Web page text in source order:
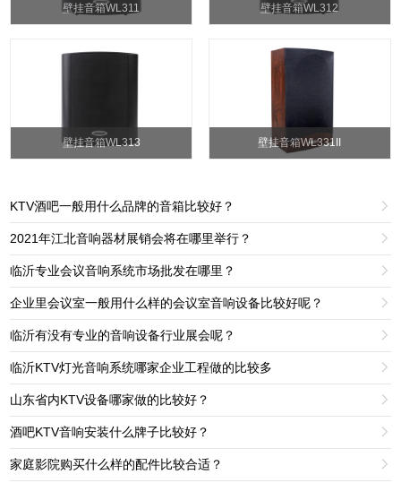
壁挂音箱WL311 壁挂音箱WL312
壁挂音箱WL313 壁挂音箱WL331II
KTV酒吧一般用什么品牌的音箱比较好？ 
2021年江北音响器材展销会将在哪里举行？ 
临沂专业会议音响系统市场批发在哪里？ 
企业里会议室一般用什么样的会议室音响设备比较好呢？ 
临沂有没有专业的音响设备行业展会呢？ 
临沂KTV灯光音响系统哪家企业工程做的比较多 
山东省内KTV设备哪家做的比较好？ 
酒吧KTV音响安装什么牌子比较好？ 
家庭影院购买什么样的配件比较合适？ 